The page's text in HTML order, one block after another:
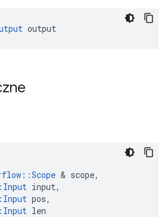
output
::Scope & scope,
Input input,
Input pos,
Input len